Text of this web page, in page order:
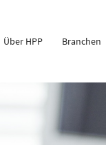
Über HPP Branchen